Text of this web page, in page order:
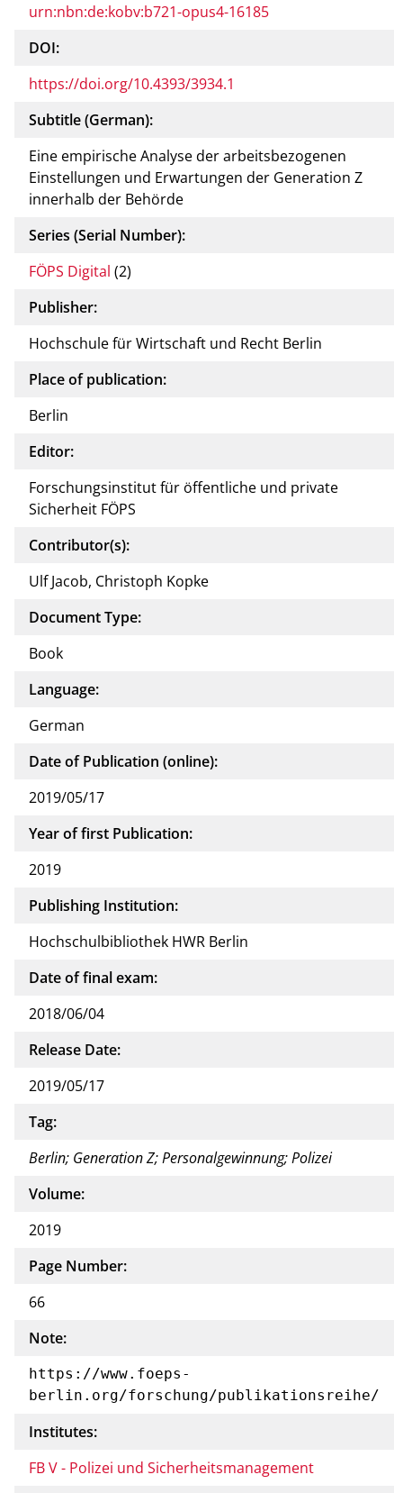
urn:nbn:de:kobv:b721-opus4-16185
DOI:
https://doi.org/10.4393/3934.1
Subtitle (German):
Eine empirische Analyse der arbeitsbezogenen
Einstellungen und Erwartungen der Generation Z
innerhalb der Behörde
Series (Serial Number):
FÖPS Digital (2)
Publisher:
Hochschule für Wirtschaft und Recht Berlin
Place of publication:
Berlin
Editor:
Forschungsinstitut für öffentliche und private
Sicherheit FÖPS
Contributor(s):
Ulf Jacob, Christoph Kopke
Document Type:
Book
Language:
German
Date of Publication (online):
2019/05/17
Year of first Publication:
2019
Publishing Institution:
Hochschulbibliothek HWR Berlin
Date of final exam:
2018/06/04
Release Date:
2019/05/17
Tag:
Berlin; Generation Z; Personalgewinnung; Polizei
Volume:
2019
Page Number:
66
Note:
https://www.foeps-
berlin.org/forschung/publikationsreihe/
Institutes:
FB V - Polizei und Sicherheitsmanagement